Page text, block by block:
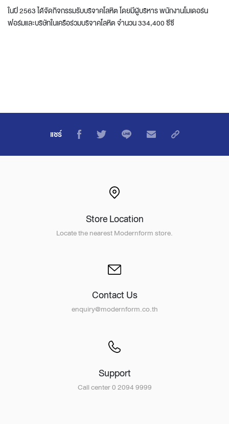
ในปี 2563 ได้จัดกิจกรรมรับบริจาคโลหิต โดยมีผู้บริหาร พนักงานโมเดอร์น
ฟอร์มและบริษัทในเครือร่วมบริจาคโลหิต จำนวน 334,400 ซีซี
แชร์
Store Location
Locate the nearest Modernform store.
Contact Us
enquiry@modernform.co.th
Support
Call center 0 2094 9999